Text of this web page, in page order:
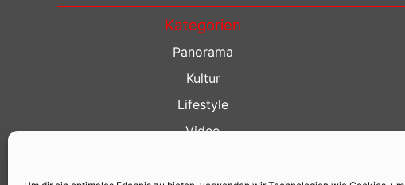
Kategorien
Panorama
Kultur
Lifestyle
Video